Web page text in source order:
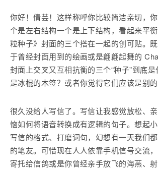
你好！倩芸！这样称呼你比较简洁亲切，
个是左右结构一个是上下结构，看起来平
粒种子》封面的三个搭在一起的创可贴。
于曾经封面用到的绘画或是翩翩起舞的
封面上交叉又互相抗衡的三个“种子”到底
是冰棍的木签？或者你觉得它们应该是别的
很久没给人写信了。写信让我感觉放松、
恼如何将语音转换成有逻辑的句子。想起
写信的格式、打磨词句，幻想有一天我们
的笔友。可惜现在人人依靠手机信号交流
寄托给信鸽或是你曾经亲手放飞的海燕、射